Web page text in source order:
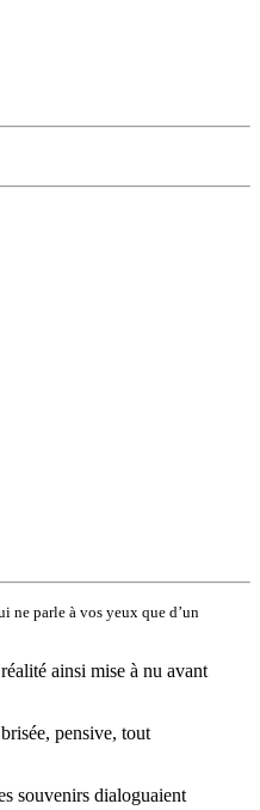
ne parle à vos yeux que d’un
ainsi mise à nu avant
pensive, tout
souvenirs dialoguaient